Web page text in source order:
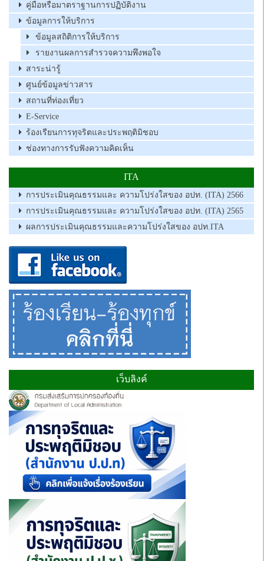
คู่มือหรือมาตราฐานการปฏิบัติงาน
ข้อมูลการให้บริการ
ข้อมูลสถิติการให้บริการ
รายงานผลการสำรวจความพึงพอใจ
สาระน่ารู้
ศูนย์ข้อมูลข่าวสาร
สถานที่ท่องเที่ยว
E-Service
ร้องเรียนการทุจริตและประพฤติมิชอบ
ช่องทางการรับฟังความคิดเห็น
ITA
การประเมินคุณธรรมและ ความโปร่งใสของ อปท. (ITA) 2566
การประเมินคุณธรรมและ ความโปร่งใสของ อปท. (ITA) 2565
ผลการประเมินคุณธรรมและความโปร่งใสของ อปท.ITA
เว็บลิงค์